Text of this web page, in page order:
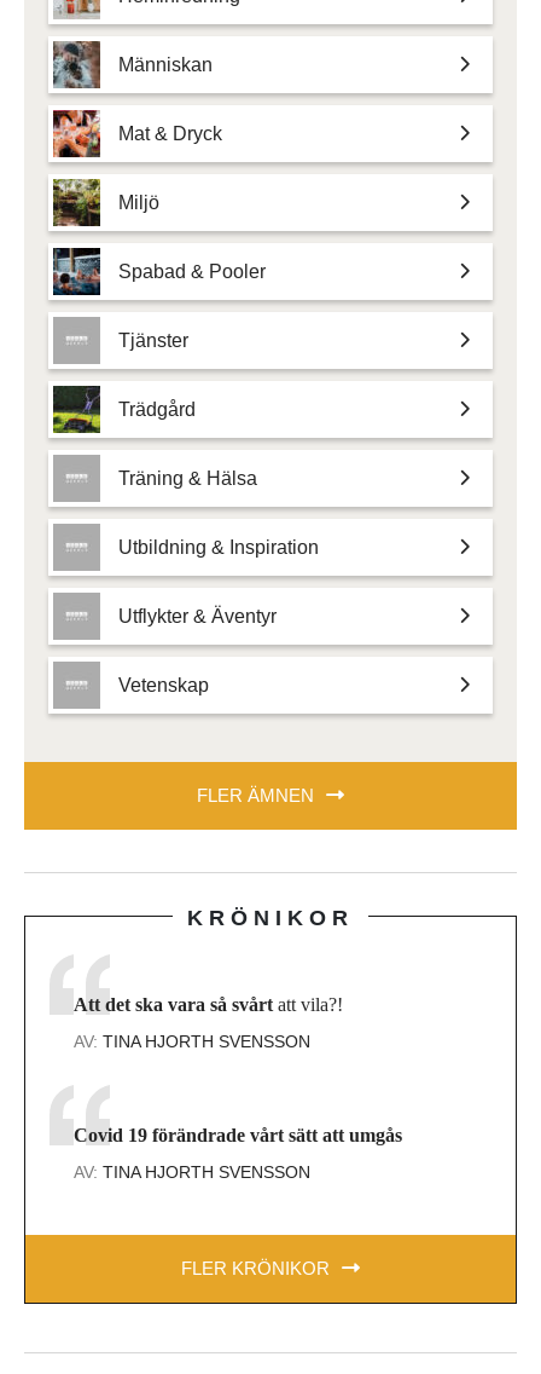
Människan
Mat & Dryck
Miljö
Spabad & Pooler
Tjänster
Trädgård
Träning & Hälsa
Utbildning & Inspiration
Utflykter & Äventyr
Vetenskap
FLER ÄMNEN
KRÖNIKOR
Att det ska vara så svårt att vila?!
AV: TINA HJORTH SVENSSON
Covid 19 förändrade vårt sätt att umgås
AV: TINA HJORTH SVENSSON
FLER KRÖNIKOR